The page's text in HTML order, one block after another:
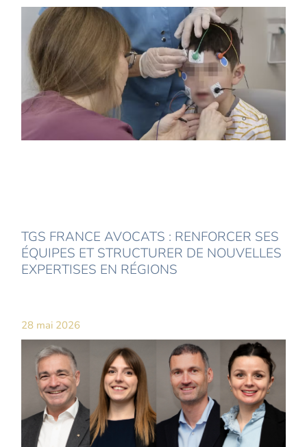
TGS FRANCE AVOCATS : RENFORCER SES
ÉQUIPES ET STRUCTURER DE NOUVELLES
EXPERTISES EN RÉGIONS
28 mai 2026